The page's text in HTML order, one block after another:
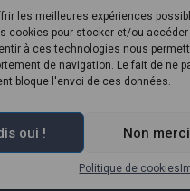
les meilleures expériences
cookies pour stocker et/ou
à ces technologies nous
de navigation. Le fait de ne
bloque l'envoi de ces données.
oui ! Non merci
Politique de cookies
Inscrivez-vous
newsletter
du Programme de Fidélité –